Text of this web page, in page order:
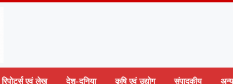
रिपोर्ट्स एवं लेख देश-दुनिया कृषि एवं उद्योग संपादकीय अन्य